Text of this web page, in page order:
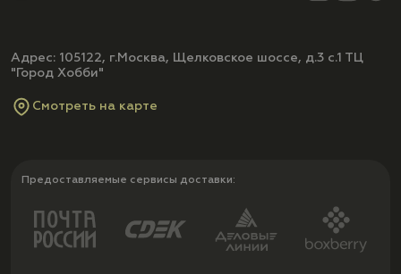
Адрес: 105122, г.Москва, Щелковское шоссе, д.3 с.1 ТЦ
"Город Хобби"
Смотреть на карте
Предоставляемые сервисы доставки: